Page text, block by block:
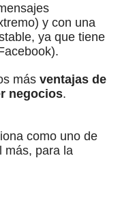
y con una
ya que tiene
más ventajas de
negocios.
como uno de
más, para la